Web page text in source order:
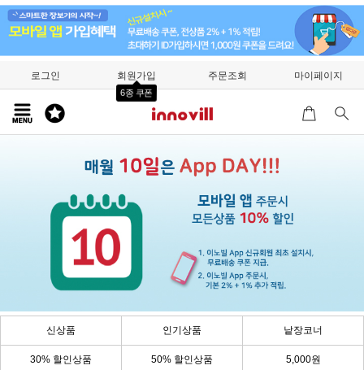
로그인 회원가입
6종 쿠폰
주문조회 마이페이지
신상품 인기상품 낱장코너
30% 할인상품 50% 할인상품 5,000원